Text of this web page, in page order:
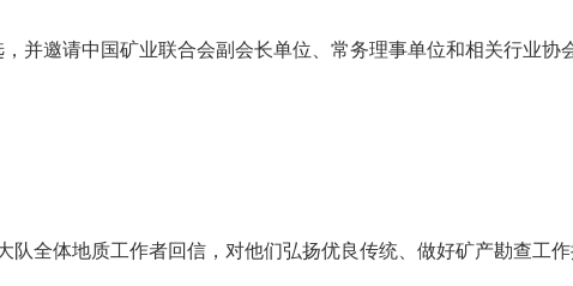
邀请中国矿业联合会副会长单位、常务理事单位和相关行业协
体地质工作者回信，对他们弘扬优良传统、做好矿产勘查工作